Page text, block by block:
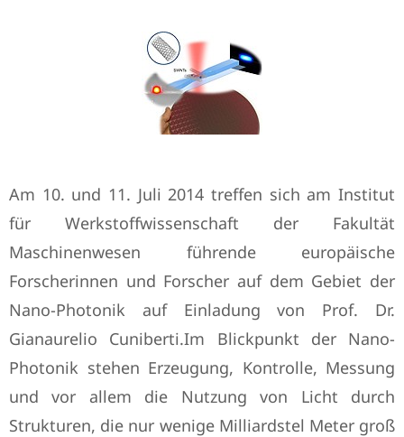
Am 10. und 11. Juli 2014 treffen sich am Institut
für Werkstoffwissenschaft der Fakultät
Maschinenwesen führende europäische
Forscherinnen und Forscher auf dem Gebiet der
Nano-Photonik auf Einladung von Prof. Dr.
Gianaurelio Cuniberti.Im Blickpunkt der Nano-
Photonik stehen Erzeugung, Kontrolle, Messung
und vor allem die Nutzung von Licht durch
Strukturen, die nur wenige Milliardstel Meter groß